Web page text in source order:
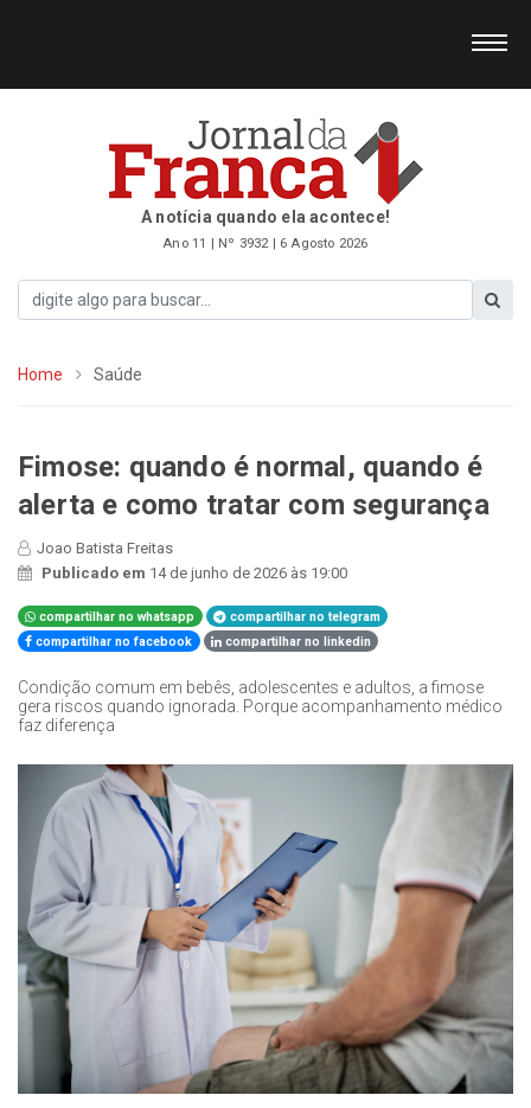
A notícia quando ela acontece!
Ano 11 | Nº 3932 | 6 Agosto 2026
Home Saúde
Fimose: quando é normal, quando é
alerta e como tratar com segurança
Joao Batista Freitas
Publicado em 14 de junho de 2026 às 19:00
compartilhar no whatsapp
compartilhar no telegram
compartilhar no facebook
compartilhar no linkedin
Condição comum em bebês, adolescentes e adultos, a fimose
gera riscos quando ignorada. Porque acompanhamento médico
faz diferença